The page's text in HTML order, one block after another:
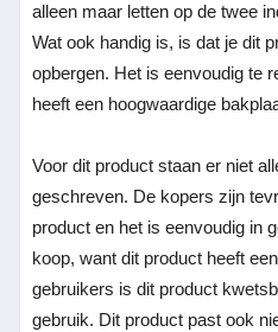
alleen maar letten op de twee
Wat ook handig is, is dat je dit
opbergen. Het is eenvoudig te
heeft een hoogwaardige
Voor dit product staan er niet
geschreven. De kopers zijn
product en het is eenvoudig in
koop, want dit product heeft
gebruikers is dit product
gebruik. Dit product past ook